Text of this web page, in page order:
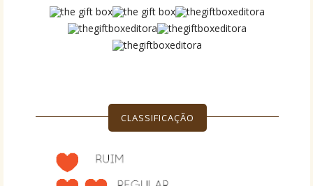
CLASSIFICAÇÃO